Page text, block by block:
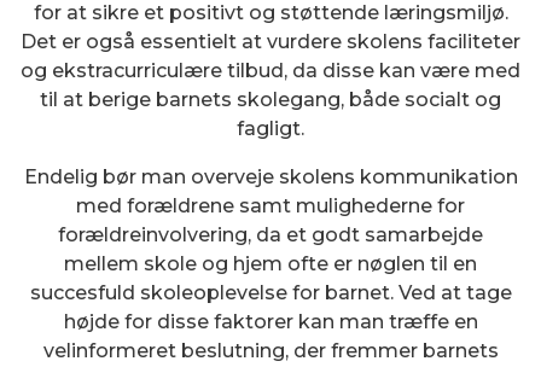
for at sikre et positivt og støttende læringsmiljø.
Det er også essentielt at vurdere skolens faciliteter
og ekstracurriculære tilbud, da disse kan være med
til at berige barnets skolegang, både socialt og
fagligt.
Endelig bør man overveje skolens kommunikation
med forældrene samt mulighederne for
forældreinvolvering, da et godt samarbejde
mellem skole og hjem ofte er nøglen til en
succesfuld skoleoplevelse for barnet. Ved at tage
højde for disse faktorer kan man træffe en
velinformeret beslutning, der fremmer barnets